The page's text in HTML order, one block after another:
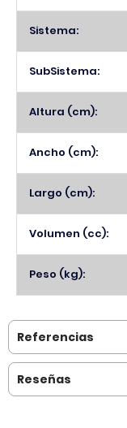
Sistema:
SubSistema:
Altura (cm):
Ancho (cm):
Largo (cm):
Volumen (cc):
Peso (kg):
Referencias
Reseñas